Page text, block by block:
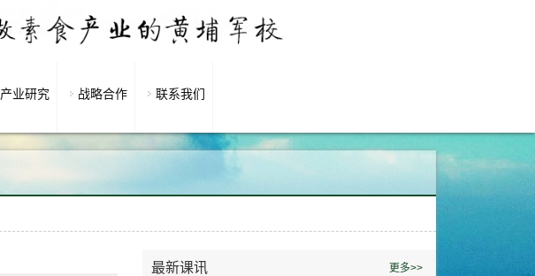
产业研究 战略合作 联系我们
最新课讯 更多>>